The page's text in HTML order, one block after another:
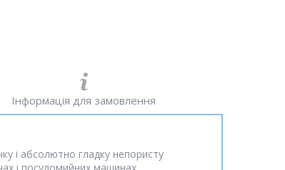
Інформація для замовлення
і абсолютно гладку непористу